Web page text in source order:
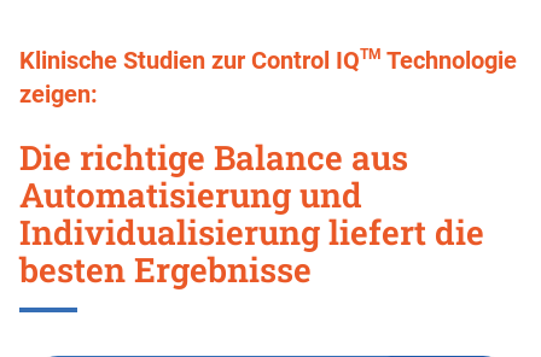
Klinische Studien zur Control IQTM Technologie
zeigen:
Die richtige Balance aus
Automatisierung und
Individualisierung liefert die
besten Ergebnisse